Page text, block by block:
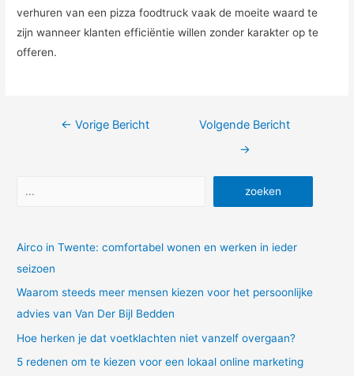
verhuren van een pizza foodtruck vaak de moeite waard te
zijn wanneer klanten efficiëntie willen zonder karakter op te
offeren.
Bericht
← Vorige Bericht
Volgende Bericht
→
zoeken
Airco in Twente: comfortabel wonen en werken in ieder
seizoen
Waarom steeds meer mensen kiezen voor het persoonlijke
advies van Van Der Bijl Bedden
Hoe herken je dat voetklachten niet vanzelf overgaan?
5 redenen om te kiezen voor een lokaal online marketing